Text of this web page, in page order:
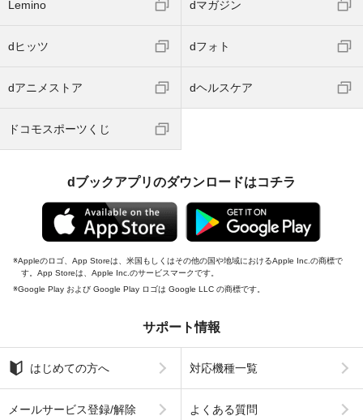
Lemino dマガジン
dヒッツ dフォト
dアニメストア dヘルスケア
ドコモスポーツくじ
dブックアプリのダウンロードはコチラ
Appleのロゴ、App Storeは、米国もしくはその他の国や地域におけるApple Inc.の商標で
す。App Storeは、Apple Inc.のサービスマークです。
Google Play および Google Play ロゴは Google LLC の商標です。
サポート情報
はじめての方へ 対応機種一覧
メールサービス登録/解除 よくある質問